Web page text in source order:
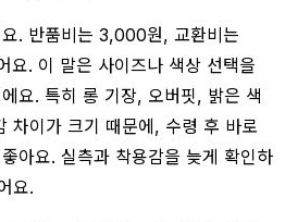
. 반품비는 3,000원, 교환비는
요. 이 말은 사이즈나 색상 선택을
요. 특히 롱 기장, 오버핏, 밝은 색
차이가 크기 때문에, 수령 후 바로
아요. 실측과 착용감을 늦게 확인하
요.